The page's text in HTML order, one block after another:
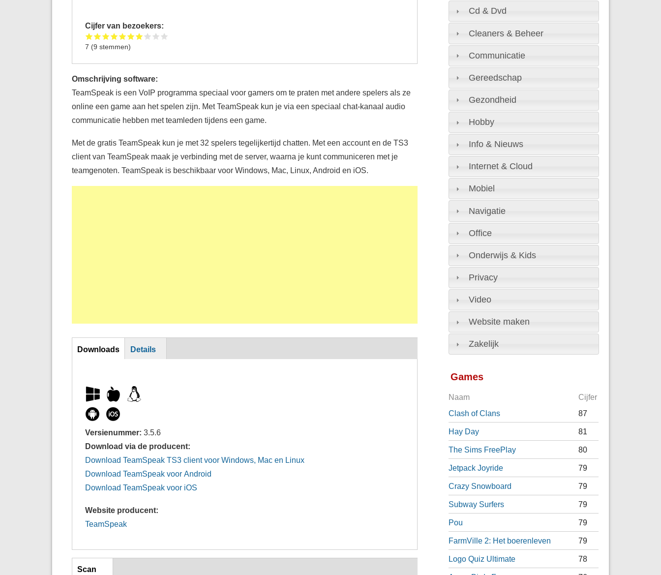
Cijfer van bezoekers:
7 (9 stemmen)
Omschrijving software:
TeamSpeak is een VoIP programma speciaal voor gamers om te praten met andere spelers als ze
online een game aan het spelen zijn. Met TeamSpeak kun je via een speciaal chat-kanaal audio
communicatie hebben met teamleden tijdens een game.
Met de gratis TeamSpeak kun je met 32 spelers tegelijkertijd chatten. Met een account en de TS3
client van TeamSpeak maak je verbinding met de server, waarna je kunt communiceren met je
teamgenoten. TeamSpeak is beschikbaar voor Windows, Mac, Linux, Android en iOS.
Download
Downloads Details
Versienummer:3.5.6
Download via de producent:
Download TeamSpeak TS3 client voor Windows, Mac en Linux
Download TeamSpeak voor Android
Download TeamSpeak voor iOS
Website producent:
TeamSpeak
inst
Scan
Cd & Dvd
Cleaners & Beheer
Communicatie
Gereedschap
Gezondheid
Hobby
Info & Nieuws
Internet & Cloud
Mobiel
Navigatie
Office
Onderwijs & Kids
Privacy
Video
Website maken
Zakelijk
Games
Naam Cijfer
Clash of Clans 87
Hay Day 81
The Sims FreePlay 80
Jetpack Joyride 79
Crazy Snowboard 79
Subway Surfers 79
Pou 79
FarmVille 2: Het boerenleven 79
Logo Quiz Ultimate 78